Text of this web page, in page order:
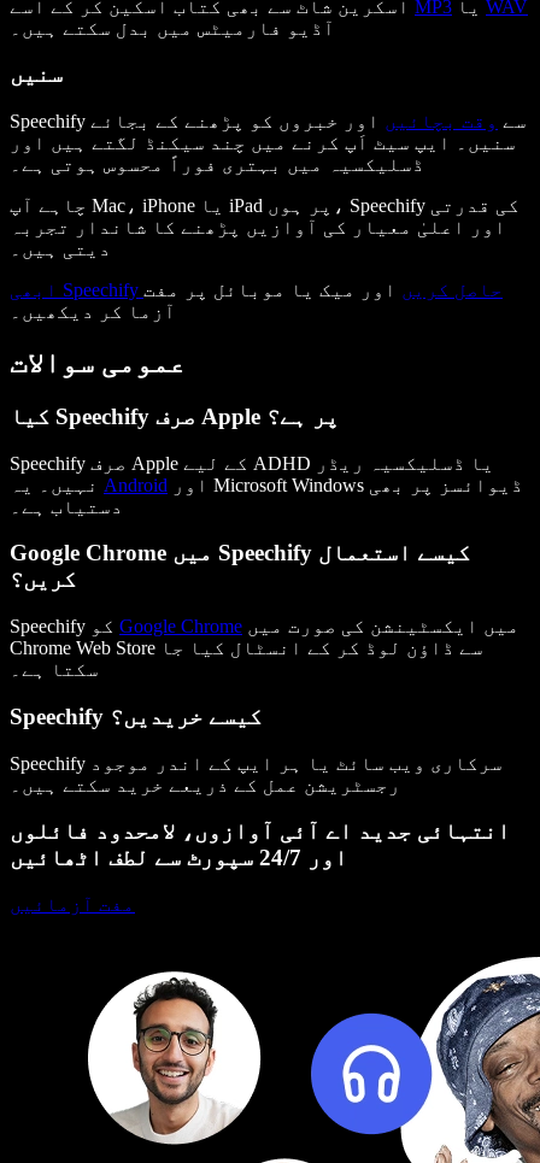
MP3
WAV
آڈیو فارمیٹس میں بدل سکتے ہیں۔
سنیں
Speechify سے وقت بچائیں اور خبروں کو پڑھنے کے بجائے
سنیں۔ ایپ سیٹ اَپ کرنے میں چند سیکنڈ لگتے ہیں اور
ڈسلیکسیہ میں بہتری فوراً محسوس ہوتی ہے۔
چاہے آپ Mac، iPhone یا iPad پر ہوں، Speechify کی قدرتی
اور اعلیٰ معیار کی آوازیں پڑھنے کا شاندار تجربہ
دیتی ہیں۔
ابھی Speechify حاصل کریں اور میک یا موبائل پر مفت
آزما کر دیکھیں۔
عمومی سوالات
کیا Speechify صرف Apple پر ہے؟
Speechify صرف Apple کے لیے ADHD یا ڈسلیکسیہ ریڈر
Android
دستیاب ہے۔
Google Chrome میں Speechify کیسے استعمال
کریں؟
Google Chrome
Chrome Web Store سے ڈاؤن لوڈ کر کے انسٹال کیا جا
سکتا ہے۔
Speechify کیسے خریدیں؟
Speechify سرکاری ویب سائٹ یا ہر ایپ کے اندر موجود
رجسٹریشن عمل کے ذریعے خرید سکتے ہیں۔
انتہائی جدید اے آئی آوازوں، لامحدود فائلوں
اور 24/7 سپورٹ سے لطف اٹھائیں
مفت آزمائیں